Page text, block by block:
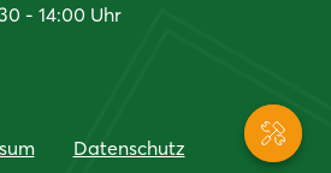
- 14:00 Uhr
Datenschutz